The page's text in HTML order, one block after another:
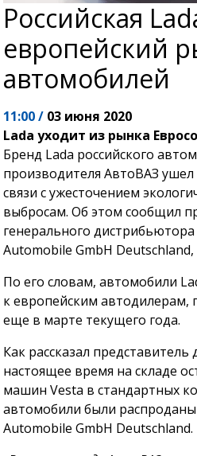
Российская
европейский
автомобилей
11:00 / 03 июня 2020
Lada уходит из рынка
Бренд Lada российского
производителя АвтоВАЗ
связи с ужесточением
выбросам. Об этом сообщил
генерального
Automobile GmbH
По его словам, автомобили
к европейским автодилерам,
еще в марте текущего года.
Как рассказал
настоящее время на складе
машин Vesta в стандартных
автомобили были
Automobile GmbH Deutschland.